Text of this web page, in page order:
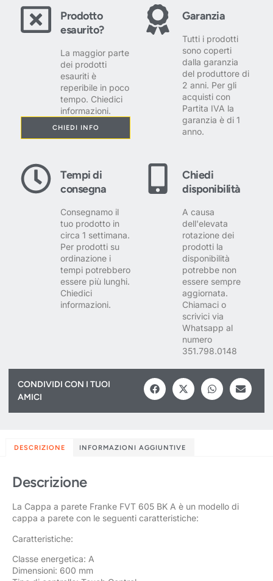
Prodotto
esaurito?
La maggior parte
dei prodotti
esauriti è
reperibile in poco
tempo. Chiedici
informazioni.
CHIEDI INFO
Garanzia
Tutti i prodotti
sono coperti
dalla garanzia
del produttore di
2 anni. Per gli
acquisti con
Partita IVA la
garanzia è di 1
anno.
Tempi di
consegna
Consegnamo il
tuo prodotto in
circa 1 settimana.
Per prodotti su
ordinazione i
tempi potrebbero
essere più lunghi.
Chiedici
informazioni.
Chiedi
disponibilità
A causa
dell'elevata
rotazione dei
prodotti la
disponibilità
potrebbe non
essere sempre
aggiornata.
Chiamaci o
scrivici via
Whatsapp al
numero
351.798.0148
CONDIVIDI CON I TUOI
AMICI
DESCRIZIONE INFORMAZIONI AGGIUNTIVE
Descrizione
La Cappa a parete Franke FVT 605 BK A è un modello di
cappa a parete con le seguenti caratteristiche:
Caratteristiche:
Classe energetica: A
Dimensioni: 600 mm